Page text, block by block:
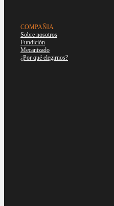
COMPAÑIA
Sobre nosotros
Fundición
Mecanizado
¿Por qué elegirnos?